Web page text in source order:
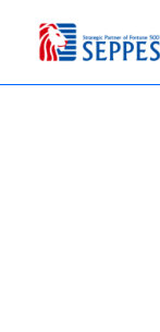
Inhalt
springen